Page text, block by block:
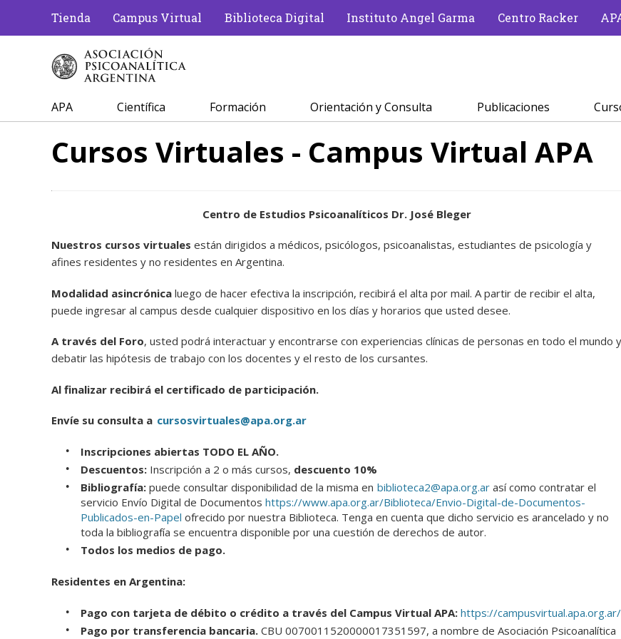
Tienda Campus Virtual Biblioteca Digital Instituto Angel Garma Centro Racker
APA Científica Formación Orientación y Consulta Publicaciones
Cursos Virtuales - Campus Virtual APA
Centro de Estudios Psicoanalíticos Dr. José Bleger
Nuestros cursos virtuales están dirigidos a médicos, psicólogos, psicoanalistas, estudiantes de psicología y
afines residentes y no residentes en Argentina.
Modalidad asincrónica luego de hacer efectiva la inscripción, recibirá el alta por mail. A partir de recibir el alta,
puede ingresar al campus desde cualquier dispositivo en los días y horarios que usted desee.
A través del Foro, usted podrá interactuar y encontrarse con experiencias clínicas de personas en todo el mundo y
debatir las hipótesis de trabajo con los docentes y el resto de los cursantes.
Al finalizar recibirá el certificado de participación.
Envíe su consulta a cursosvirtuales@apa.org.ar
Inscripciones abiertas TODO EL AÑO.
Descuentos:Inscripción a 2 o más cursos, descuento 10%
Bibliografía: puede consultar disponibilidad de la misma en biblioteca2@apa.org.ar así como contratar el
servicio Envío Digital de Documentos https://www.apa.org.ar/Biblioteca/Envio-Digital-de-Documentos-
Publicados-en-Papel ofrecido por nuestra Biblioteca. Tenga en cuenta que dicho servicio es arancelado y no
toda la bibliografía se encuentra disponible por una cuestión de derechos de autor.
Todos los medios de pago.
Residentes en Argentina:
Pago con tarjeta de débito o crédito a través del Campus Virtual APA: https://campusvirtual.apa.org.ar/
Pago por transferencia bancaria. CBU 0070011520000017351597, a nombre de Asociación Psicoanalítica